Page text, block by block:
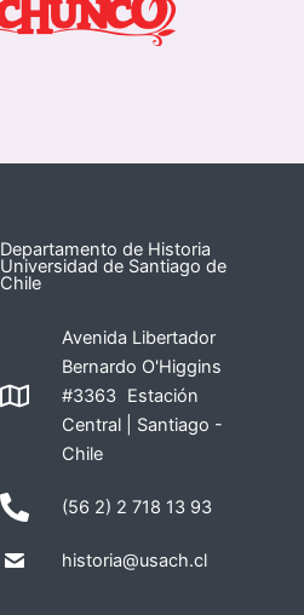
Departamento de Historia
Universidad de Santiago de
Chile
Avenida Libertador
Bernardo O'Higgins
#3363 Estación
Central | Santiago -
Chile
(56 2) 2 718 13 93
historia@usach.cl